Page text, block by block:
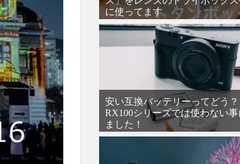
に使ってます
安い互換バッテリーってどう？
RX100シリーズでは使わない
ました！